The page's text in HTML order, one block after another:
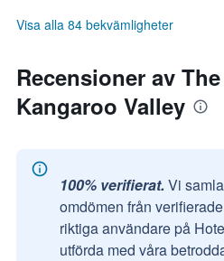
Visa alla 84 bekvämligheter
Recensioner av
Kangaroo Valley
100% verifierat. Vi
omdömen från
riktiga användare på
utförda med våra